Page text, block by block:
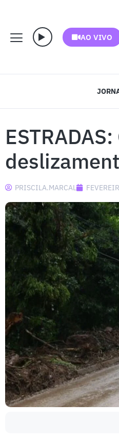
AO VIVO
PRISCILA.MARCAL